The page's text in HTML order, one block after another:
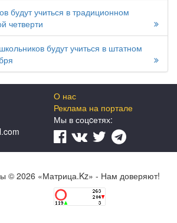
будут учиться в традиционном
четверти
будут учиться в штатном
О нас
Реклама на портале
Мы в соцcетях:
© 2026 «Матрица.Kz» - Нам доверяют!